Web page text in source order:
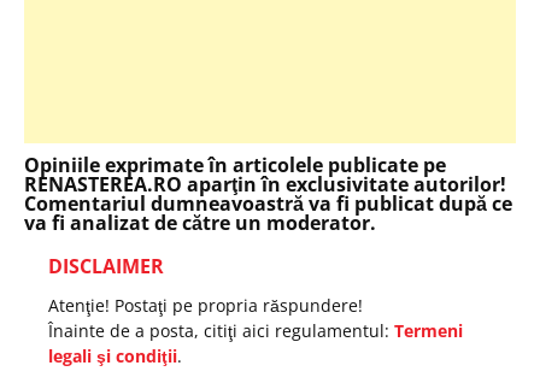
Opiniile exprimate în articolele publicate pe
RENASTEREA.RO aparţin în exclusivitate autorilor!
Comentariul dumneavoastră va fi publicat după ce
va fi analizat de către un moderator.
DISCLAIMER
Atenţie! Postaţi pe propria răspundere!
Înainte de a posta, citiţi aici regulamentul: Termeni
legali şi condiţii.